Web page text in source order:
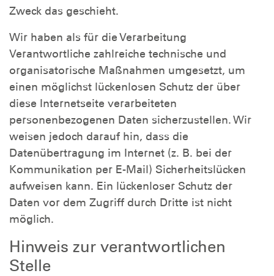
Zweck das geschieht.
Wir haben als für die Verarbeitung
Verantwortliche zahlreiche technische und
organisatorische Maßnahmen umgesetzt, um
einen möglichst lückenlosen Schutz der über
diese Internetseite verarbeiteten
personenbezogenen Daten sicherzustellen. Wir
weisen jedoch darauf hin, dass die
Datenübertragung im Internet (z. B. bei der
Kommunikation per E-Mail) Sicherheitslücken
aufweisen kann. Ein lückenloser Schutz der
Daten vor dem Zugriff durch Dritte ist nicht
möglich.
Hinweis zur verantwortlichen
Stelle